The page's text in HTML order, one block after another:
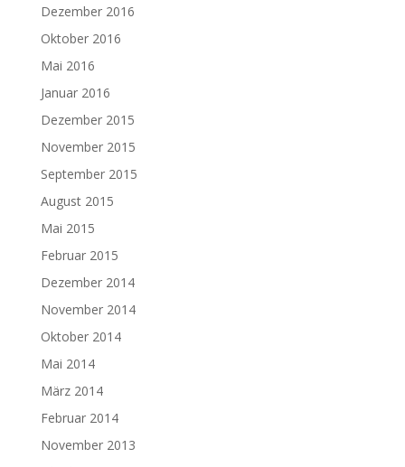
Dezember 2016
Oktober 2016
Mai 2016
Januar 2016
Dezember 2015
November 2015
September 2015
August 2015
Mai 2015
Februar 2015
Dezember 2014
November 2014
Oktober 2014
Mai 2014
März 2014
Februar 2014
November 2013